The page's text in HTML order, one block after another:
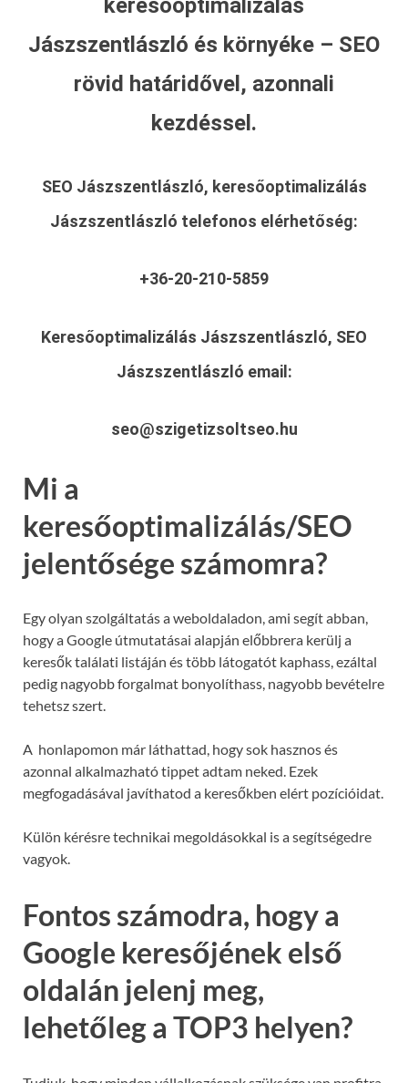
keresőoptimalizálás
Jászszentlászló és környéke – SEO
rövid határidővel, azonnali
kezdéssel.
SEO Jászszentlászló, keresőoptimalizálás
Jászszentlászló telefonos elérhetőség:
+36-20-210-5859
Keresőoptimalizálás Jászszentlászló, SEO
Jászszentlászló email:
seo@szigetizsoltseo.hu
Mi a
keresőoptimalizálás/SEO
jelentősége számomra?
Egy olyan szolgáltatás a weboldaladon, ami segít abban,
hogy a Google útmutatásai alapján előbbrera kerülj a
keresők találati listáján és több látogatót kaphass, ezáltal
pedig nagyobb forgalmat bonyolíthass, nagyobb bevételre
tehetsz szert.
A honlapomon már láthattad, hogy sok hasznos és
azonnal alkalmazható tippet adtam neked. Ezek
megfogadásával javíthatod a keresőkben elért pozícióidat.
Külön kérésre technikai megoldásokkal is a segítségedre
vagyok.
Fontos számodra, hogy a
Google keresőjének első
oldalán jelenj meg,
lehetőleg a TOP3 helyen?